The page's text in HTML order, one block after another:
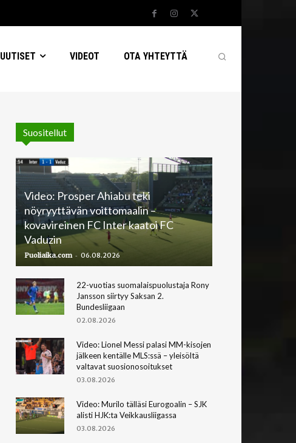
UUTISET VIDEOT OTA YHTEYTTÄ
Suositellut
Video: Prosper Ahiabu teki
nöyryyttävän voittomaalin –
kovavireinen FC Inter kaatoi FC
Vaduzin
Puoliaika.com - 06.08.2026
22-vuotias suomalaispuolustaja Rony
Jansson siirtyy Saksan 2.
Bundesliigaan
02.08.2026
Video: Lionel Messi palasi MM-kisojen
jälkeen kentälle MLS:ssä – yleisöltä
valtavat suosionosoitukset
03.08.2026
Video: Murilo tälläsi Eurogoalin – SJK
alisti HJK:ta Veikkausliigassa
03.08.2026